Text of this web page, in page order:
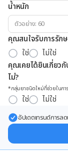
น้ำหนัก
คุณสนใจรับการรัก
ใช่
ไม่ใช่
คุณเคยได้ยินเกี่ยว
ไม่?
*กลุ่มยาชนิดใหม่ที่ช่วยในการ
ใช่ ไม่ใช่
อัปเดตเทรนด์การล